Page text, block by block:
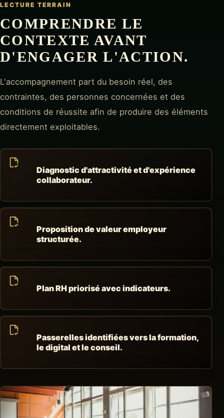
LECTURE TERRAIN
COMPRENDRE LE
CONTEXTE AVANT
D'ENGAGER L'ACTION.
L'accompagnement part du besoin réel, des
contraintes, des personnes concernées et des
conditions de réussite afin de produire des éléments
directement exploitables.
Diagnostic d'attractivité et d'expérience
collaborateur.
Proposition de valeur employeur
structurée.
Plan RH priorisé avec indicateurs.
Passerelles identifiées vers la formation,
le digital et le conseil.